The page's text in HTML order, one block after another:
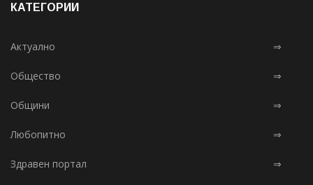
КАТЕГОРИИ
Актуално ⇒
Общество ⇒
Общини ⇒
Любопитно ⇒
Здравен портал ⇒